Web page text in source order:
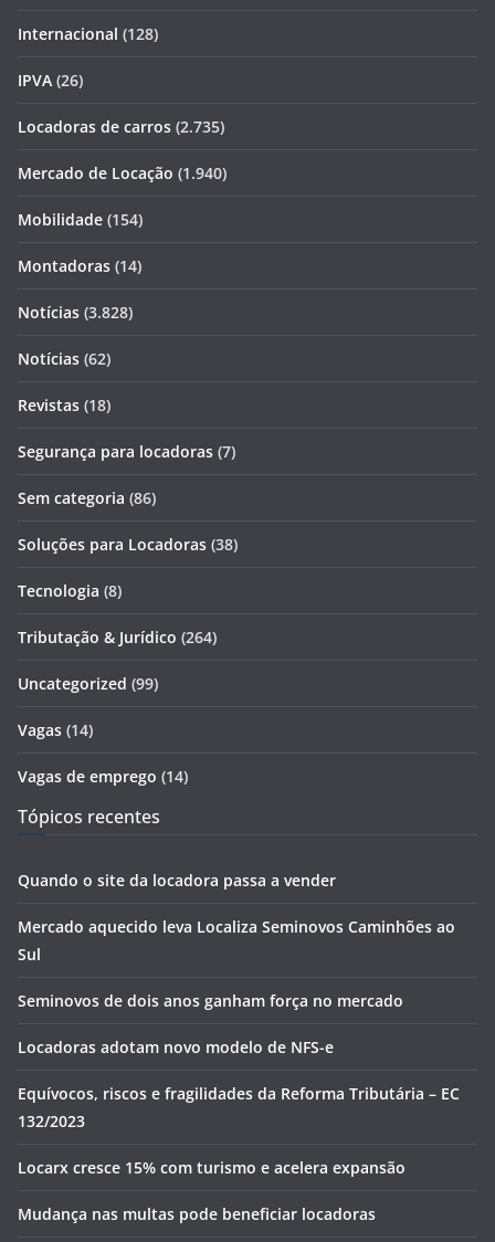
Internacional (128)
IPVA (26)
Locadoras de carros (2.735)
Mercado de Locação (1.940)
Mobilidade (154)
Montadoras (14)
Notícias (3.828)
Notícias (62)
Revistas (18)
Segurança para locadoras (7)
Sem categoria (86)
Soluções para Locadoras (38)
Tecnologia (8)
Tributação & Jurídico (264)
Uncategorized (99)
Vagas (14)
Vagas de emprego (14)
Tópicos recentes
Quando o site da locadora passa a vender
Mercado aquecido leva Localiza Seminovos Caminhões ao
Sul
Seminovos de dois anos ganham força no mercado
Locadoras adotam novo modelo de NFS-e
Equívocos, riscos e fragilidades da Reforma Tributária – EC
132/2023
Locarx cresce 15% com turismo e acelera expansão
Mudança nas multas pode beneficiar locadoras